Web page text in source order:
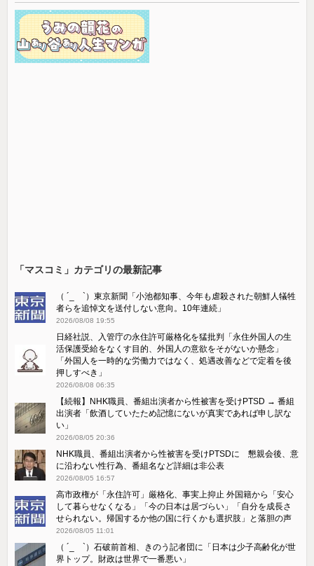
「マスコミ」カテゴリの最新記事
（ ´_ゝ`）東京新聞「小池都知事、今年も虐殺された朝鮮人犠牲
者らを追悼文を送付しない意向。10年連続」
2026/08/08 19:55
日経社説、入管庁の永住許可厳格化を猛批判「永住外国人の生
活保護受給をなくす目的、外国人の意欲をそがないか懸念」
「外国人を一時的な労働力ではなく、処遇改善などで定着を後
押しすべき」
2026/08/08 06:35
【続報】NHK職員、番組出演者から性被害を受けPTSD → 番組
出演者「飲酒していたため記憶にないが真実であれば申し訳な
い」
2026/08/05 20:36
NHK職員、番組出演者から性被害を受けPTSDに 懇親会後、意
に沿わない性行為、番組名など詳細は非公表
2026/08/05 16:57
高市政権が「永住許可」厳格化、事実上抑止 外国籍から「安心
して暮らせなくなる」「今の日本は居づらい」「自分を成長さ
せられない。帰国するか他の国に行くかも選択肢」と落胆の声
2026/08/05 11:01
（ ´_ゝ`）石破前首相、きのう記者団に「日本は少子高齢化が世
界トップ。財政は世界で一番悪い」